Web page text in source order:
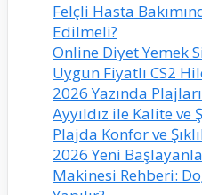
Felçli Hasta
Edilmeli?
Online Diyet Yemek
Uygun Fiyatlı CS2
2026 Yazında
Ayyıldız ile Kalite ve
Plajda Konfor ve
2026 Yeni
Makinesi Rehberi: